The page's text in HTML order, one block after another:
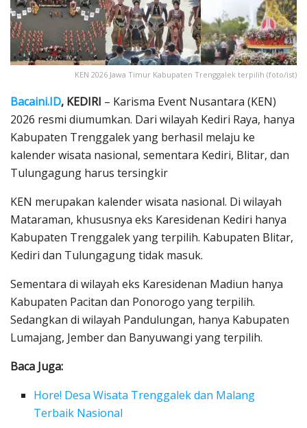
KEN 2026 Jawa Timur Kabupaten Trenggalek terpilih (foto/ist)
Bacaini.ID, KEDIRI – Karisma Event Nusantara (KEN)
2026 resmi diumumkan. Dari wilayah Kediri Raya, hanya
Kabupaten Trenggalek yang berhasil melaju ke
kalender wisata nasional, sementara Kediri, Blitar, dan
Tulungagung harus tersingkir
KEN merupakan kalender wisata nasional. Di wilayah
Mataraman, khususnya eks Karesidenan Kediri hanya
Kabupaten Trenggalek yang terpilih. Kabupaten Blitar,
Kediri dan Tulungagung tidak masuk.
Sementara di wilayah eks Karesidenan Madiun hanya
Kabupaten Pacitan dan Ponorogo yang terpilih.
Sedangkan di wilayah Pandulungan, hanya Kabupaten
Lumajang, Jember dan Banyuwangi yang terpilih.
Baca Juga:
Hore! Desa Wisata Trenggalek dan Malang
Terbaik Nasional